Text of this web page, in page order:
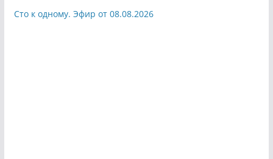
Сто к одному. Эфир от 08.08.2026